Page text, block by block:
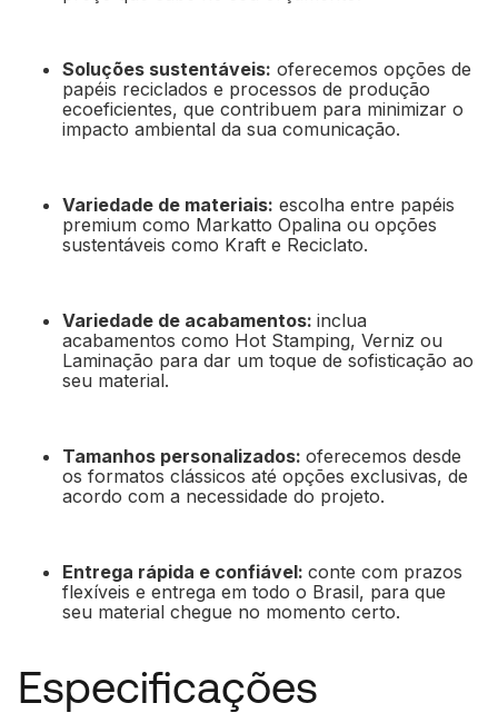
Soluções sustentáveis: oferecemos opções de
papéis reciclados e processos de produção
ecoeficientes, que contribuem para minimizar o
impacto ambiental da sua comunicação.
Variedade de materiais: escolha entre papéis
premium como Markatto Opalina ou opções
sustentáveis como Kraft e Reciclato.
Variedade de acabamentos: inclua
acabamentos como Hot Stamping, Verniz ou
Laminação para dar um toque de sofisticação ao
seu material.
Tamanhos personalizados: oferecemos desde
os formatos clássicos até opções exclusivas, de
acordo com a necessidade do projeto.
Entrega rápida e confiável: conte com prazos
flexíveis e entrega em todo o Brasil, para que
seu material chegue no momento certo.
Especificações